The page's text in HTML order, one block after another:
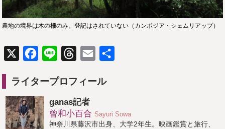
農地の境界は木の柵のみ。登記はされていない（カンボジア・シェムリアップ）
X Facebook
Line ThreadsEmail
ライタープロフィール
ganas記者
曾和小百合 Sayuri Sowa
神奈川県藤沢市出身、大学2年生。映画鑑賞と旅行、